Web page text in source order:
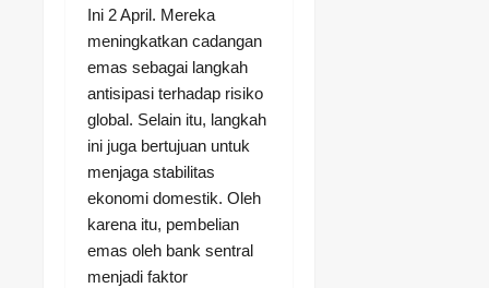
Ini 2 April. Mereka
meningkatkan cadangan
emas sebagai langkah
antisipasi terhadap risiko
global. Selain itu, langkah
ini juga bertujuan untuk
menjaga stabilitas
ekonomi domestik. Oleh
karena itu, pembelian
emas oleh bank sentral
menjadi faktor